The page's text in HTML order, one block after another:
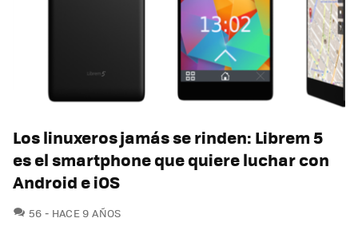
Los linuxeros jamás se rinden: Librem 5
es el smartphone que quiere luchar con
Android e iOS
56 COMENTARIOS
HACE 9 AÑOS